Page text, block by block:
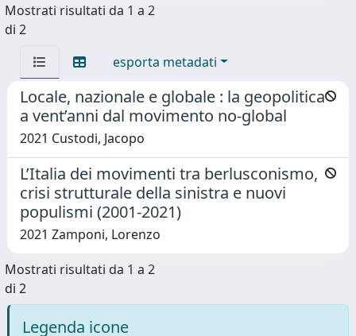
Mostrati risultati da 1 a 2
di 2
esporta metadati
Locale, nazionale e globale : la geopolitica
a vent’anni dal movimento no-global
2021 Custodi, Jacopo
L’Italia dei movimenti tra berlusconismo,
crisi strutturale della sinistra e nuovi
populismi (2001-2021)
2021 Zamponi, Lorenzo
Mostrati risultati da 1 a 2
di 2
Legenda icone